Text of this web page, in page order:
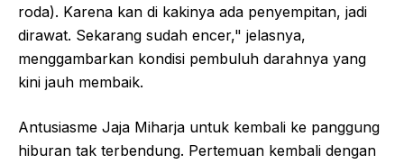
roda). Karena kan di kakinya ada penyempitan, jadi
dirawat. Sekarang sudah encer," jelasnya,
menggambarkan kondisi pembuluh darahnya yang
kini jauh membaik.
Antusiasme Jaja Miharja untuk kembali ke panggung
hiburan tak terbendung. Pertemuan kembali dengan